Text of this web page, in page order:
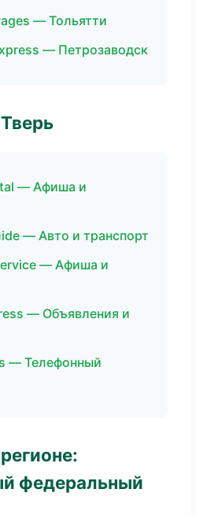
— Тольятти
— Петрозаводск
— Афиша и
— Авто и транспорт
— Афиша и
— Объявления и
— Телефонный
федеральный